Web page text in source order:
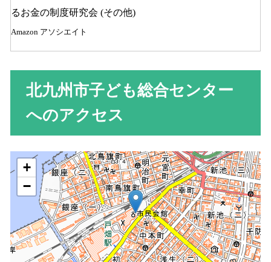
るお金の制度研究会 (その他)
Amazon アソシエイト
北九州市子ども総合センター
へのアクセス